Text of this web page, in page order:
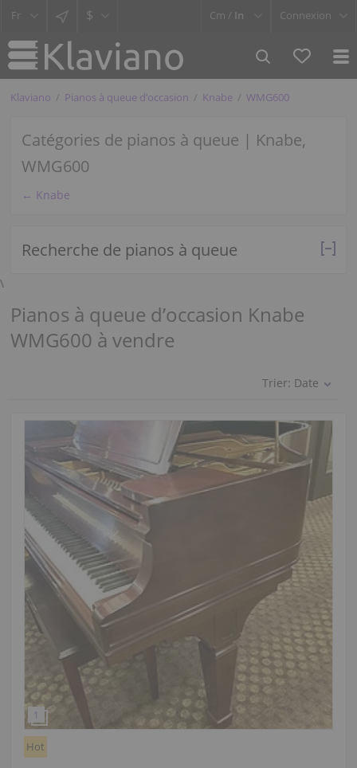
$ Cm / In Connexion
Klaviano Pianos à queue d’occasion Knabe WMG600
Catégories de pianos à queue | Knabe,
WMG600
← Knabe
Recherche de pianos à queue
\
Pianos à queue d’occasion Knabe
WMG600 à vendre
Trier: Date
Hot